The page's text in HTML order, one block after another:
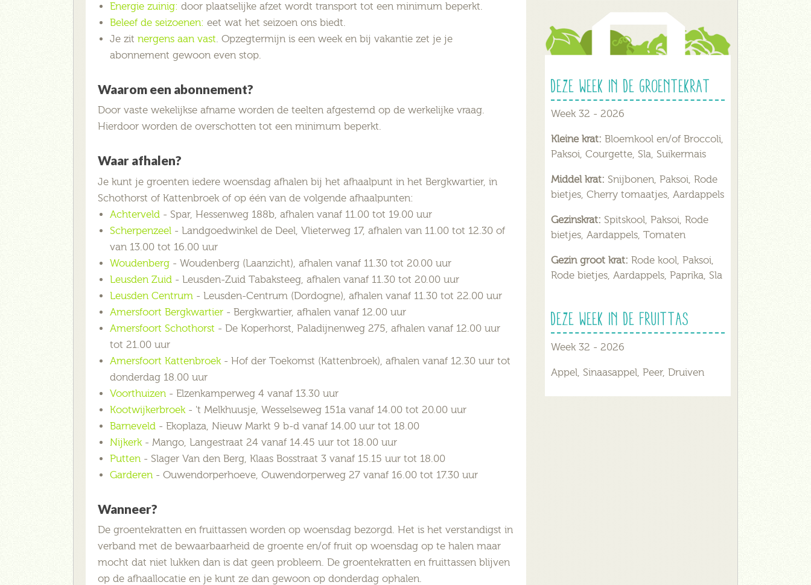
Energie zuinig: door plaatselijke afzet wordt transport tot een minimum beperkt.
Beleef de seizoenen: eet wat het seizoen ons biedt.
Je zit nergens aan vast. Opzegtermijn is een week en bij vakantie zet je je
abonnement gewoon even stop.
Waarom een abonnement?
Door vaste wekelijkse afname worden de teelten afgestemd op de werkelijke vraag.
Hierdoor worden de overschotten tot een minimum beperkt.
Waar afhalen?
Je kunt je groenten iedere woensdag afhalen bij het afhaalpunt in het Bergkwartier, in
Schothorst of Kattenbroek of op één van de volgende afhaalpunten:
Achterveld - Spar, Hessenweg 188b, afhalen vanaf 11.00 tot 19.00 uur
Scherpenzeel - Landgoedwinkel de Deel, Vlieterweg 17, afhalen van 11.00 tot 12.30 of
van 13.00 tot 16.00 uur
Woudenberg - Woudenberg (Laanzicht), afhalen vanaf 11.30 tot 20.00 uur
Leusden Zuid - Leusden-Zuid Tabaksteeg, afhalen vanaf 11.30 tot 20.00 uur
Leusden Centrum - Leusden-Centrum (Dordogne), afhalen vanaf 11.30 tot 22.00 uur
Amersfoort Bergkwartier - Bergkwartier, afhalen vanaf 12.00 uur
Amersfoort Schothorst - De Koperhorst, Paladijnenweg 275, afhalen vanaf 12.00 uur
tot 21.00 uur
Amersfoort Kattenbroek - Hof der Toekomst (Kattenbroek), afhalen vanaf 12.30 uur tot
donderdag 18.00 uur
Voorthuizen - Elzenkamperweg 4 vanaf 13.30 uur
Kootwijkerbroek - 't Melkhuusje, Wesselseweg 151a vanaf 14.00 tot 20.00 uur
Barneveld - Ekoplaza, Nieuw Markt 9 b-d vanaf 14.00 uur tot 18.00
Nijkerk - Mango, Langestraat 24 vanaf 14.45 uur tot 18.00 uur
Putten - Slager Van den Berg, Klaas Bosstraat 3 vanaf 15.15 uur tot 18.00
Garderen - Ouwendorperhoeve, Ouwendorperweg 27 vanaf 16.00 tot 17.30 uur
Wanneer?
De groentekratten en fruittassen worden op woensdag bezorgd. Het is het verstandigst in
verband met de bewaarbaarheid de groente en/of fruit op woensdag op te halen maar
mocht dat niet lukken dan is dat geen probleem. De groentekratten en fruittassen blijven
op de afhaallocatie en je kunt ze dan gewoon op donderdag ophalen.
Deze week in de groentekrat
Week 32 - 2026
Kleine krat: Bloemkool en/of Broccoli,
Paksoi, Courgette, Sla, Suikermais
Middel krat: Snijbonen, Paksoi, Rode
bietjes, Cherry tomaatjes, Aardappels
Gezinskrat: Spitskool, Paksoi, Rode
bietjes, Aardappels, Tomaten
Gezin groot krat: Rode kool, Paksoi,
Rode bietjes, Aardappels, Paprika, Sla
Deze week in de fruittas
Week 32 - 2026
Appel, Sinaasappel, Peer, Druiven